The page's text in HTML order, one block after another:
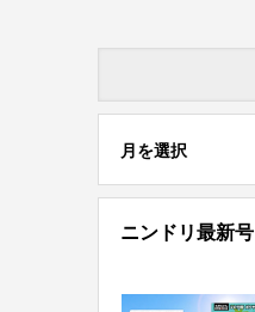
月を選択
ニンドリ最新号